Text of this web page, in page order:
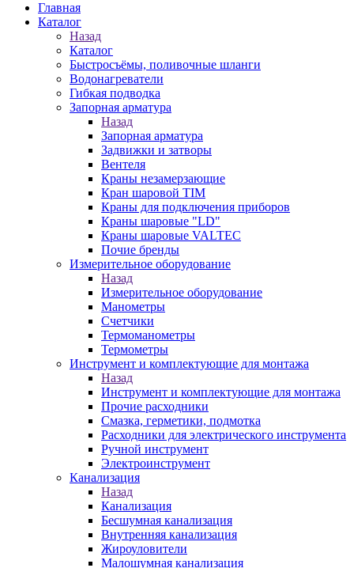
Главная
Каталог
Назад
Каталог
Быстросъёмы, поливочные шланги
Водонагреватели
Гибкая подводка
Запорная арматура
Назад
Запорная арматура
Задвижки и затворы
Вентеля
Краны незамерзающие
Кран шаровой TIM
Краны для подключения приборов
Краны шаровые "LD"
Краны шаровые VALTEC
Почие бренды
Измерительное оборудование
Назад
Измерительное оборудование
Манометры
Счетчики
Термоманометры
Термометры
Инструмент и комплектующие для монтажа
Назад
Инструмент и комплектующие для монтажа
Прочие расходники
Смазка, герметики, подмотка
Расходники для электрического инструмента
Ручной инструмент
Электроинструмент
Канализация
Назад
Канализация
Бесшумная канализация
Внутренняя канализация
Жироуловители
Малошумная канализация